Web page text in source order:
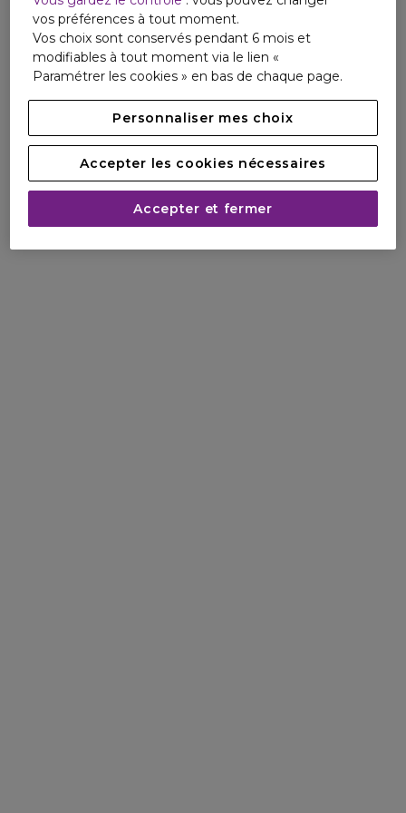
Une nouvelle femme émerge chez Nina Ricci, avec Vénus
de Nina Ricci, le nouveau parfum aux accords puissants et
envoûtants.
vos préférences à tout moment.
Vos choix sont conservés pendant 6 mois et
modifiables à tout moment via le lien «
Paramétrer les cookies » en bas de chaque page.
Personnaliser mes choix
Accepter les cookies nécessaires
Accepter et fermer